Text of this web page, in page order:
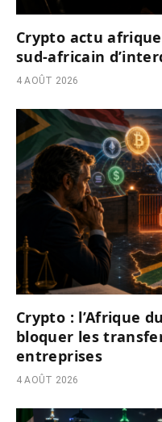
Crypto actu
sud-africain
4 AOÛT 2026
Crypto : l’Afrique
bloquer les
entreprises
4 AOÛT 2026